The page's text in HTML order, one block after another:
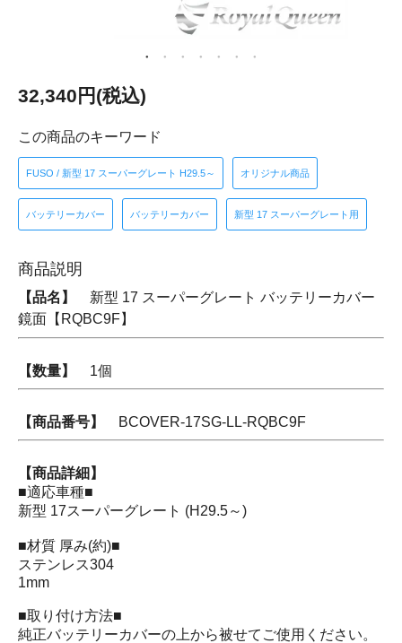
32,340円(税込)
この商品のキーワード
FUSO / 新型 17 スーパーグレート H29.5～ オリジナル商品
バッテリーカバー バッテリーカバー 新型 17 スーパーグレート用
商品説明
【品名】 新型 17 スーパーグレート バッテリーカバー
鏡面【RQBC9F】
【数量】 1個
【商品番号】 BCOVER-17SG-LL-RQBC9F
【商品詳細】
■適応車種■
新型 17スーパーグレート (H29.5～)
■材質 厚み(約)■
ステンレス304
1mm
■取り付け方法■
純正バッテリーカバーの上から被せてご使用ください。